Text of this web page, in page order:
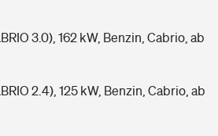
3.0), 162 kW, Benzin, Cabrio, ab
2.4), 125 kW, Benzin, Cabrio, ab